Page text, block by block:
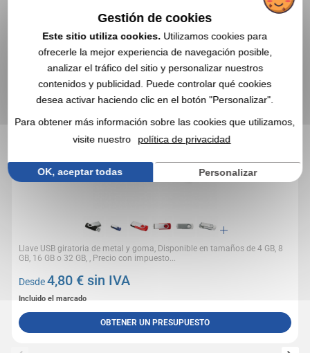
Réf. 01403V0056963
Llave usb giratoria - 8GB - Impuesto Sorecop (1
Llave USB giratoria de metal y goma, Disponible en tamaños de 4 GB, 8
GB, 16 GB o 32 GB, , Precio con impuesto...
Desde4,80 € sin IVA
Incluido el marcado
OBTENER UN PRESUPUESTO
Gestión de cookies
Este sitio utiliza cookies. Utilizamos cookies para
ofrecerle la mejor experiencia de navegación posible,
analizar el tráfico del sitio y personalizar nuestros
contenidos y publicidad. Puede controlar qué cookies
desea activar haciendo clic en el botón "Personalizar".
Para obtener más información sobre las cookies que utilizamos,
visite nuestro
política de privacidad
OK, aceptar todas Personalizar